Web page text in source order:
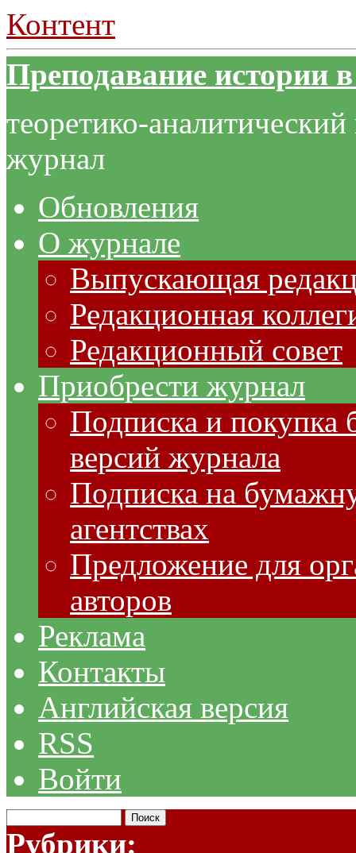
Контент
Преподавание истории
теоретико-
журнал
Обновления
О журнале
Выпускающая
Редакционная
Редакционный совет
Приобрести журнал
Подписка и покупка
версий журнала
Подписка на
агентствах
Предложение для
авторов
Реклама
Контакты
Английская версия
RSS
Войти
Рубрики: